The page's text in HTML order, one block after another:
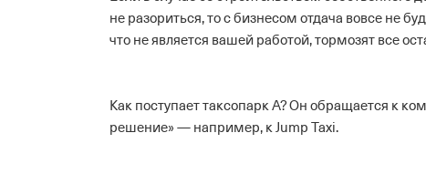
не разориться, то с бизнесом отдача вовсе не
что не является вашей работой, тормозят все
Как поступает таксопарк А? Он обращается к
решение» — например, к Jump Taxi.